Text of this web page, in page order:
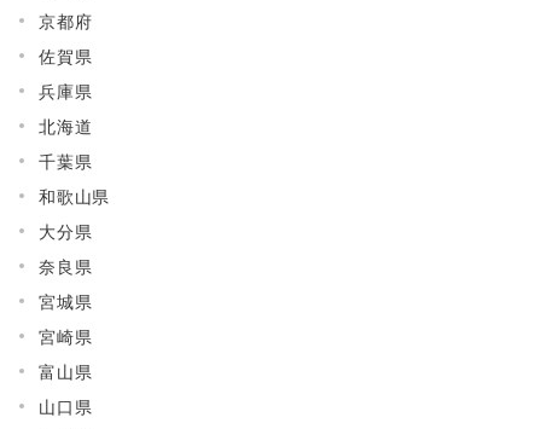
京都府
佐賀県
兵庫県
北海道
千葉県
和歌山県
大分県
奈良県
宮城県
宮崎県
富山県
山口県